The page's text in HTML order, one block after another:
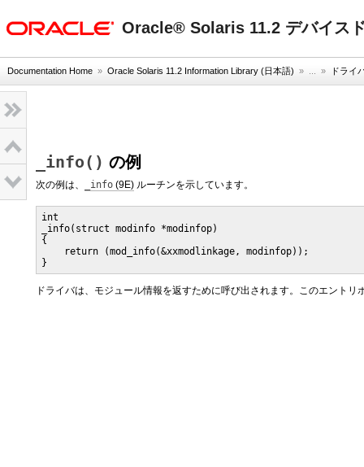
Oracle® Solaris 11.2 デバイス
Documentation Home » Oracle Solaris 11.2 Information Library (日本語) » ... » ドライ
_info() の例
次の例は、 _info (9E) ルーチンを示しています。
int
_info(struct modinfo *modinfop)
{
    return (mod_info(&xxmodlinkage, modinfop));
}
ドライバは、モジュール情報を返すために呼び出されます。このエント